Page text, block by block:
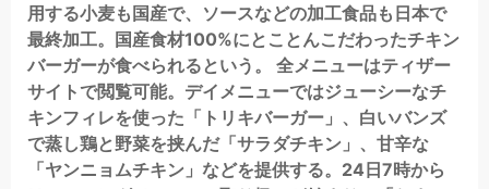
用する小麦も国産で、ソースなどの加工食品も日本で
最終加工。国産食材100%にとことんこだわったチキン
バーガーが食べられるという。 全メニューはティザー
サイトで閲覧可能。デイメニューではジューシーなチ
キンフィレを使った「トリキバーガー」、白いバンズ
で蒸し鶏と野菜を挟んだ「サラダチキン」、甘辛な
「ヤンニョムチキン」などを提供する。24日7時から